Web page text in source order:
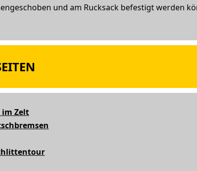
und am Rucksack befestigt werden
Zelt